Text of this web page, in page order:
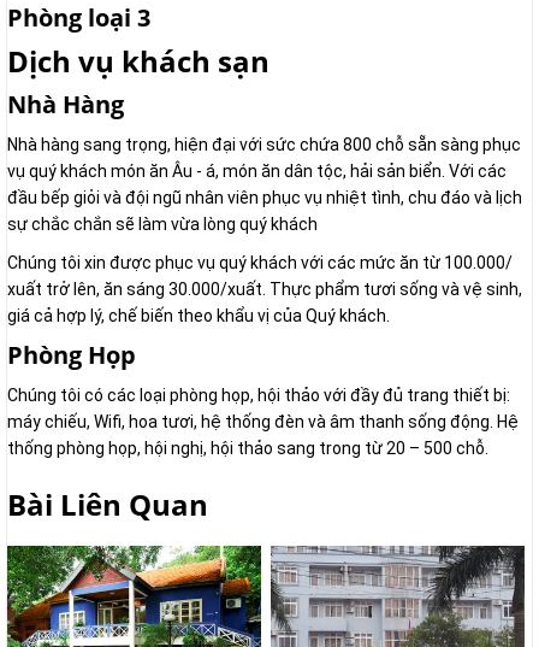
Phòng loại 3
Dịch vụ khách sạn
Nhà Hàng
Nhà hàng sang trọng, hiện đại với sức chứa 800 chỗ sẵn sàng phục
vụ quý khách món ăn Âu - á, món ăn dân tộc, hải sản biển. Với các
đầu bếp giỏi và đội ngũ nhân viên phục vụ nhiệt tình, chu đáo và lịch
sự chắc chắn sẽ làm vừa lòng quý khách
Chúng tôi xin được phục vụ quý khách với các mức ăn từ 100.000/
xuất trở lên, ăn sáng 30.000/xuất. Thực phẩm tươi sống và vệ sinh,
giá cả hợp lý, chế biến theo khẩu vị của Quý khách.
Phòng Họp
Chúng tôi có các loại phòng họp, hội thảo với đầy đủ trang thiết bị:
máy chiếu, Wifi, hoa tươi, hệ thống đèn và âm thanh sống động. Hệ
thống phòng họp, hội nghị, hội thảo sang trong từ 20 – 500 chỗ.
Bài Liên Quan